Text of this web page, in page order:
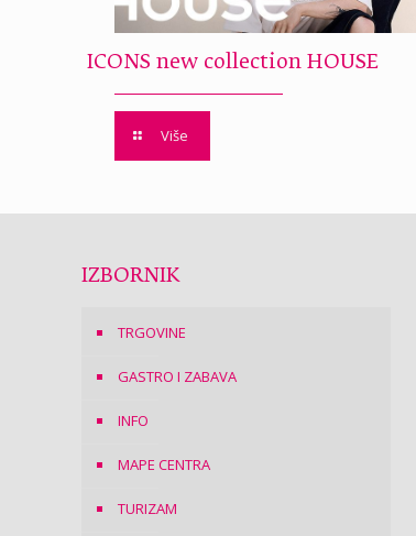
ICONS new collection HOUSE
Više
IZBORNIK
TRGOVINE
GASTRO I ZABAVA
INFO
MAPE CENTRA
TURIZAM